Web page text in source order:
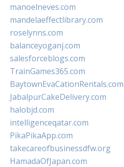
manoelneves.com
mandelaeffectlibrary.com
roselynns.com
balanceyoganj.com
salesforceblogs.com
TrainGames365.com
BaytownEvaCationRentals.com
JabalpurCakeDelivery.com
halobjd.com
intelligenceqatar.com
PikaPikaApp.com
takecareofbusinessdfw.org
HamadaOfJapan.com